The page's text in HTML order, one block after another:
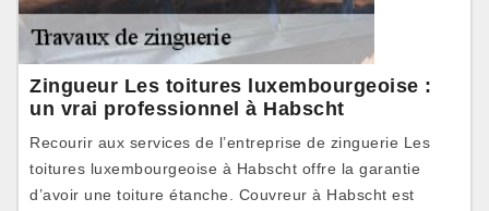
Zingueur Les toitures luxembourgeoise :
un vrai professionnel à Habscht
Recourir aux services de l’entreprise de zinguerie Les
toitures luxembourgeoise à Habscht offre la garantie
d’avoir une toiture étanche. Couvreur à Habscht est